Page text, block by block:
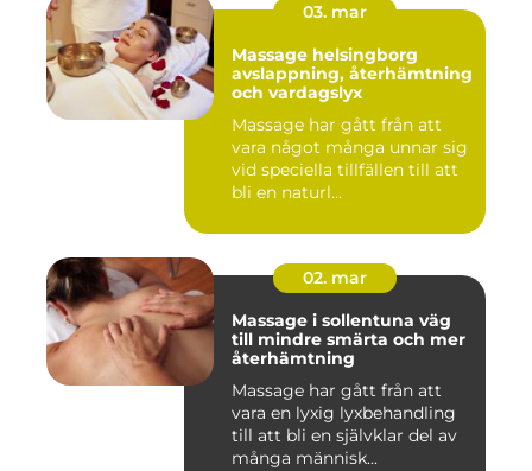
03. mar
Massage helsingborg
avslappning, återhämtning
och vardagslyx
Massage har gått från att
vara något många unnar sig
vid speciella tillfällen till att
bli en naturl...
02. mar
Massage i sollentuna väg
till mindre smärta och mer
återhämtning
Massage har gått från att
vara en lyxig lyxbehandling
till att bli en självklar del av
många människ...